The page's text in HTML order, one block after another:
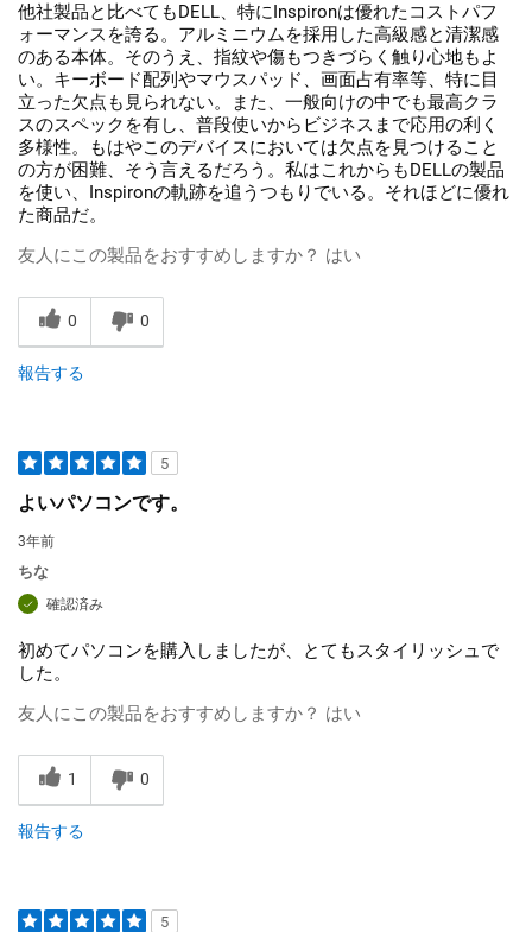
他社製品と比べてもDELL、特にInspironは優れたコストパフ
ォーマンスを誇る。アルミニウムを採用した高級感と清潔感
のある本体。そのうえ、指紋や傷もつきづらく触り心地もよ
い。キーボード配列やマウスパッド、画面占有率等、特に目
立った欠点も見られない。また、一般向けの中でも最高クラ
スのスペックを有し、普段使いからビジネスまで応用の利く
多様性。もはやこのデバイスにおいては欠点を見つけること
の方が困難、そう言えるだろう。私はこれからもDELLの製品
を使い、Inspironの軌跡を追うつもりでいる。それほどに優れ
た商品だ。
友人にこの製品をおすすめしますか？ はい
0 0
報告する
5
よいパソコンです。
3年前
ちな
確認済み
初めてパソコンを購入しましたが、とてもスタイリッシュで
した。
友人にこの製品をおすすめしますか？ はい
1 0
報告する
5